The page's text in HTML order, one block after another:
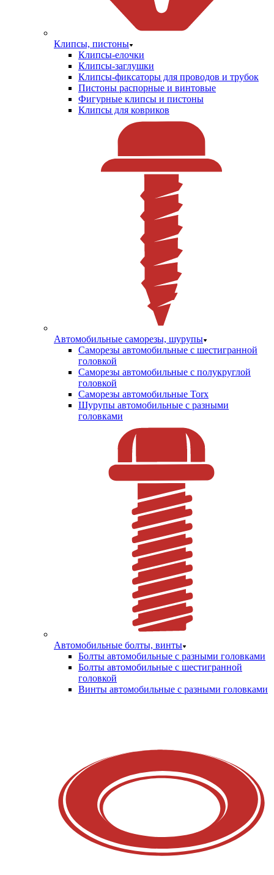
Клипсы, пистоны
Клипсы-елочки
Клипсы-заглушки
Клипсы-фиксаторы для проводов и трубок
Пистоны распорные и винтовые
Фигурные клипсы и пистоны
Клипсы для ковриков
Автомобильные саморезы, шурупы
Саморезы автомобильные с шестигранной
головкой
Саморезы автомобильные с полукруглой
головкой
Саморезы автомобильные Torx
Шурупы автомобильные с разными
головками
Автомобильные болты, винты
Болты автомобильные с разными головками
Болты автомобильные с шестигранной
головкой
Винты автомобильные с разными головками